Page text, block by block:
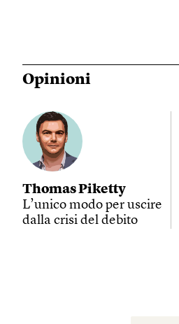
Opinioni
Thomas Piketty
L’unico modo per uscire
dalla crisi del debito